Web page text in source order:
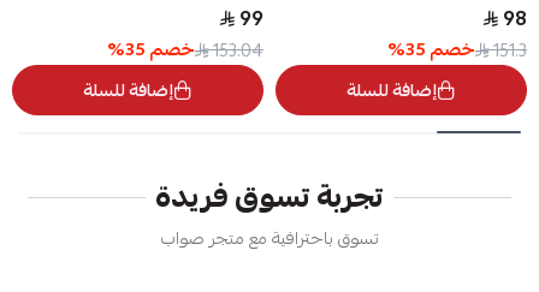
98
151.3 خصم35
%
إضافة للسلة
99
153.04 خصم35
%
إضافة للسلة
تجربة تسوق فريدة
تسوق باحترافية مع متجر صواب